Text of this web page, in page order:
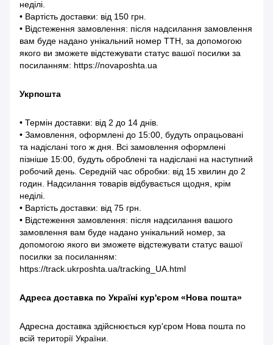
неділі.
• Вартість доставки: від 150 грн.
• Відстеження замовлення: після надсилання замовлення
вам буде надано унікальний номер ТТН, за допомогою
якого ви зможете відстежувати статус вашої посилки за
посиланням: https://novaposhta.ua
Укрпошта
• Термін доставки: від 2 до 14 днів.
• Замовлення, оформлені до 15:00, будуть опрацьовані
та надіслані того ж дня. Всі замовлення оформлені
пізніше 15:00, будуть оброблені та надіслані на наступний
робочий день. Середній час обробки: від 15 хвилин до 2
годин. Надсилання товарів відбувається щодня, крім
неділі.
• Вартість доставки: від 75 грн.
• Відстеження замовлення: після надсилання вашого
замовлення вам буде надано унікальний номер, за
допомогою якого ви зможете відстежувати статус вашої
посилки за посиланням:
https://track.ukrposhta.ua/tracking_UA.html
Адреса доставка по Україні кур'єром «Нова пошта»
Адресна доставка здійснюється кур'єром Нова пошта по
всій території України.